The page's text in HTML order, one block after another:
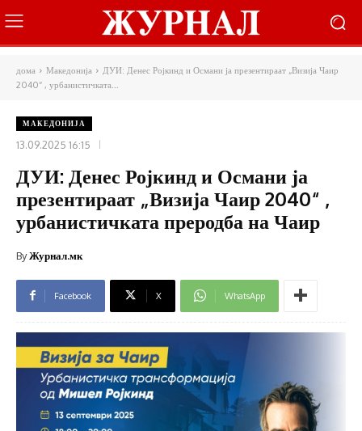
дома Македонија
ДУИ: Денес Ројкинд и Османи ја презентираат „Визија Чаир
2040“ , урбанистичката...
МАКЕДОНИЈА
13.09.2025 16:15
ДУИ: Денес Ројкинд и Османи ја
презентираат „Визија Чаир 2040“ ,
урбанистичката преродба на Чаир
ByЖурнал.мк
Facebook X WhatsApp